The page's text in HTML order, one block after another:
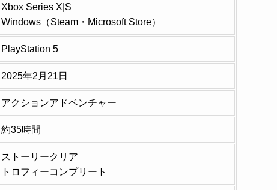
Xbox Series X|S
Windows（Steam・Microsoft Store）
PlayStation 5
2025年2月21日
アクションアドベンチャー
約35時間
ストーリークリア
トロフィーコンプリート